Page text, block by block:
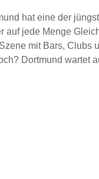
hat eine der
auf jede Menge
mit Bars, Clubs
Dortmund wartet